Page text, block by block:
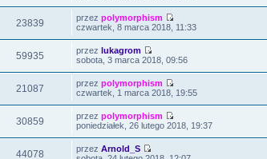
23839 przezpolymorphism
czwartek, 8 marca 2018, 11:33
59935 przezlukagrom
sobota, 3 marca 2018, 09:56
21087 przezpolymorphism
czwartek, 1 marca 2018, 19:55
30859 przezpolymorphism
poniedziałek, 26 lutego 2018, 19:37
44078 przezArnold_S